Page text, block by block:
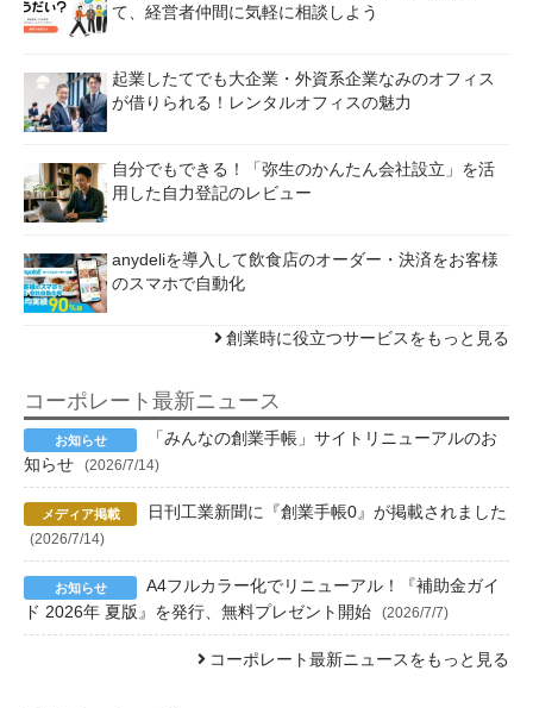
て、経営者仲間に気軽に相談しよう
起業したてでも大企業・外資系企業なみのオフィス
が借りられる！レンタルオフィスの魅力
自分でもできる！「弥生のかんたん会社設立」を活
用した自力登記のレビュー
anydeliを導入して飲食店のオーダー・決済をお客様
のスマホで自動化
創業時に役立つサービスをもっと見る
コーポレート最新ニュース
「みんなの創業手帳」サイトリニューアルのお
知らせ
(2026/7/14)
日刊工業新聞に『創業手帳0』が掲載されました
(2026/7/14)
A4フルカラー化でリニューアル！『補助金ガイ
ド 2026年 夏版』を発行、無料プレゼント開始
(2026/7/7)
コーポレート最新ニュースをもっと見る